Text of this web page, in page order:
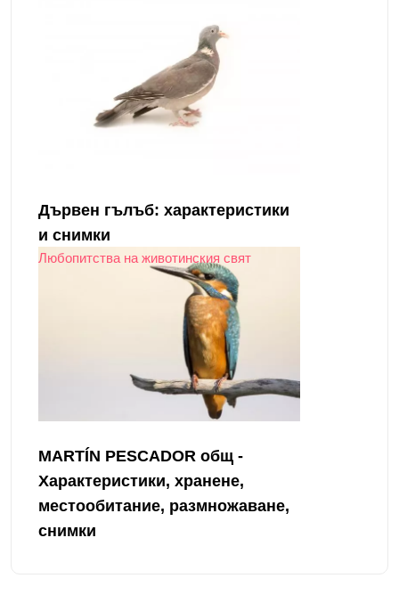
Дървен гълъб: характеристики
и снимки
Любопитства на животинския свят
MARTÍN PESCADOR общ -
Характеристики, хранене,
местообитание, размножаване,
снимки